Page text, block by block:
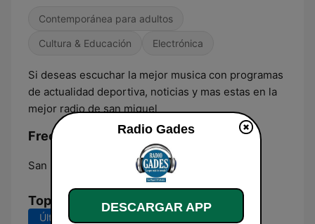
Contemporánea para adultos
Cultura & Educación Electrónica
Si deseas escuchar la mejor musica con programas
de actualidad deportiva, noticias y mas estas en la
mejor radio de san miguel
Frecuencias Radio Gades:
San Miquel:
Top Canciones
Últimos 7 días
Radio Gades
DESCARGAR APP